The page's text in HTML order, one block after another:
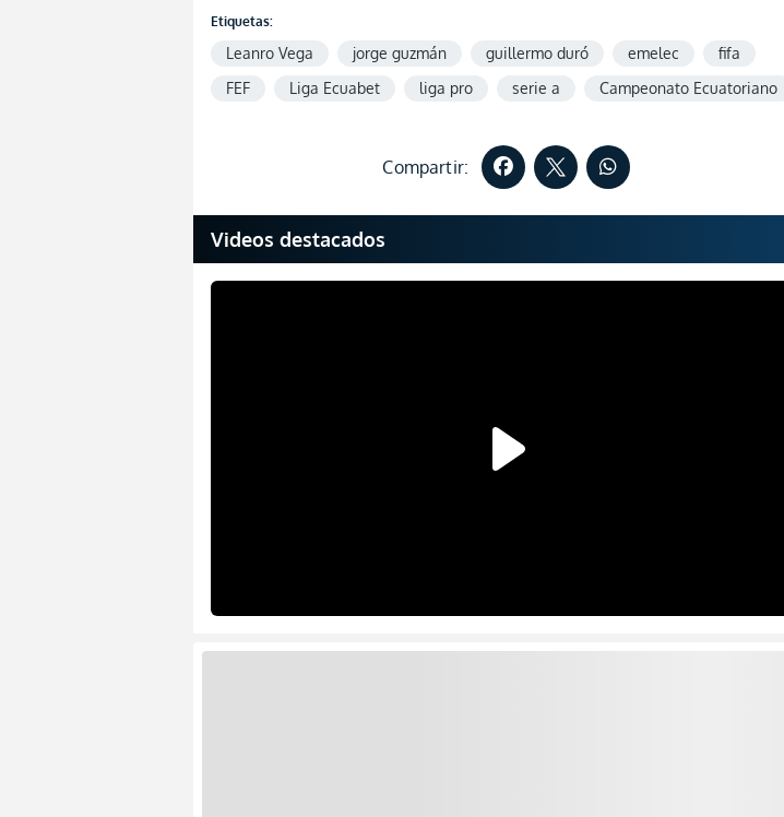
Etiquetas:
Leanro Vega jorge guzmán guillermo duró emelec
fifa
FEF
Liga Ecuabet liga pro serie a Campeonato Ecuatoriano
Compartir:
Videos destacados